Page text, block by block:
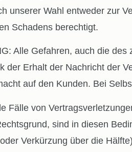
unserer Wahl entweder zur
Schadens berechtigt.
Alle Gefahren, auch die
der Erhalt der Nachricht der
auf den Kunden. Bei
Fälle von
sind in diesen
Verkürzung über die